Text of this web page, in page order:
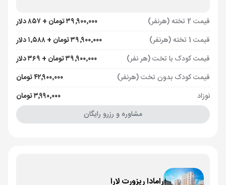
قیمت 2 تخته (هرنفر)
۳۹٬۹۰۰٬۰۰۰ تومان + ۸۵۷ دلار
قیمت 1 تخته (هرنفر)
۳۹٬۹۰۰٬۰۰۰ تومان + ۱٬۵۸۸ دلار
قیمت کودک با تخت (هر نفر)
۳۹٬۹۰۰٬۰۰۰ تومان + ۳۶۹ دلار
قیمت کودک بدون تخت (هرنفر)
۴۲٬۹۰۰٬۰۰۰ تومان
نوزاد
۳٬۹۹۰٬۰۰۰ تومان
مشاوره و رزرو رایگان
رامادا ریزورت لارا